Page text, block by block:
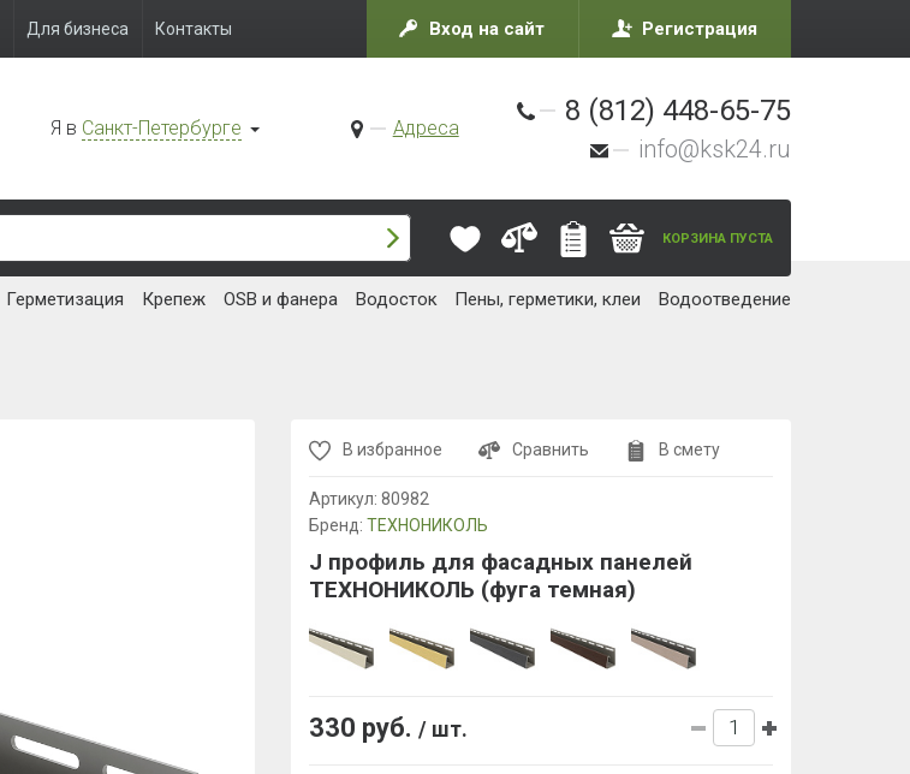
Для бизнеса Контакты Вход на сайт Регистрация
Я в Санкт-Петербурге Адреса
8 (812) 448-65-75
info@ksk24.ru
КОРЗИНА ПУСТА
Герметизация Крепеж OSB и фанера Водосток Пены, герметики, клеи Водоотведение
В избранное Сравнить В смету
Артикул: 80982
Бренд: ТЕХНОНИКОЛЬ
J профиль для фасадных панелей
ТЕХНОНИКОЛЬ (фуга темная)
330 руб. / шт.